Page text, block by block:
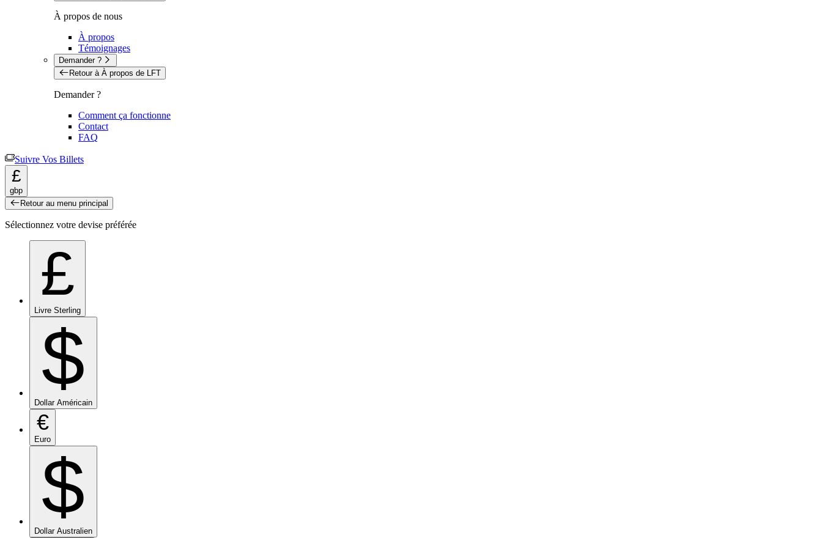
À propos de nous
À propos
Témoignages
Demander ?
Retour à À propos de LFT
Demander ?
Comment ça fonctionne
Contact
FAQ
Suivre Vos Billets
£
gbp
Retour au menu principal
Sélectionnez votre devise préférée
£
Livre Sterling
$
Dollar Américain
€
Euro
$
Dollar Australien